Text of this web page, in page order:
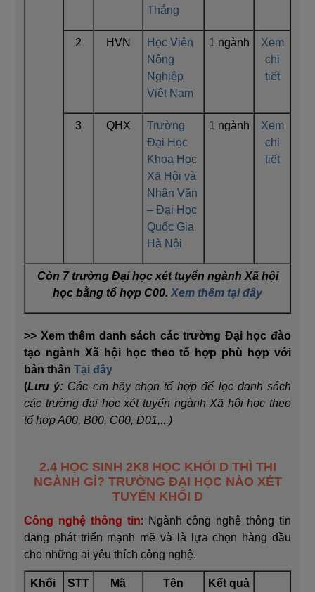
Thắng
2 HVN
Học Viện
Nông
Nghiệp
Việt Nam
1 ngành
Xem
chi
tiết
3 QHX
Trường
Đại Học
Khoa Học
Xã Hội và
Nhân Văn
– Đại Học
Quốc Gia
Hà Nội
1 ngành
Xem
chi
tiết
Còn 7 trường Đại học xét tuyển ngành Xã hội
học bằng tổ hợp C00. Xem thêm tại đây
>> Xem thêm danh sách các trường Đại học đào
tạo ngành Xã hội học theo tổ hợp phù hợp với
bản thân Tại đây
(Lưu ý: Các em hãy chọn tổ hợp để lọc danh sách
các trường đại học xét tuyển ngành Xã hội học theo
tổ hợp A00, B00, C00, D01,...)
2.4 HỌC SINH 2K8 HỌC KHỐI D THÌ THI
NGÀNH GÌ? TRƯỜNG ĐẠI HỌC NÀO XÉT
TUYỂN KHỐI D
Công nghệ thông tin: Ngành công nghệ thông tin
đang phát triển mạnh mẽ và là lựa chọn hàng đầu
cho những ai yêu thích công nghệ.
Khối STT
Mã
Tên
Kết quả